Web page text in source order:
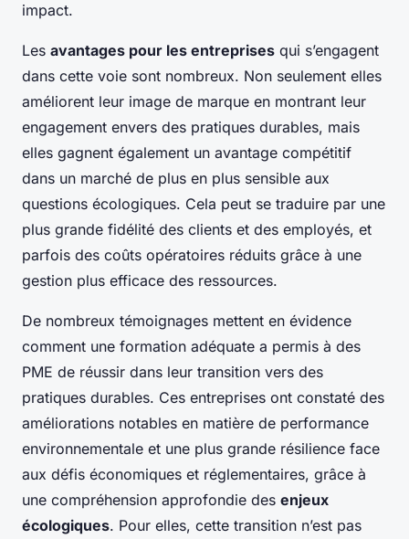
impact.
Les avantages pour les entreprises qui s’engagent
dans cette voie sont nombreux. Non seulement elles
améliorent leur image de marque en montrant leur
engagement envers des pratiques durables, mais
elles gagnent également un avantage compétitif
dans un marché de plus en plus sensible aux
questions écologiques. Cela peut se traduire par une
plus grande fidélité des clients et des employés, et
parfois des coûts opératoires réduits grâce à une
gestion plus efficace des ressources.
De nombreux témoignages mettent en évidence
comment une formation adéquate a permis à des
PME de réussir dans leur transition vers des
pratiques durables. Ces entreprises ont constaté des
améliorations notables en matière de performance
environnementale et une plus grande résilience face
aux défis économiques et réglementaires, grâce à
une compréhension approfondie des enjeux
écologiques. Pour elles, cette transition n’est pas